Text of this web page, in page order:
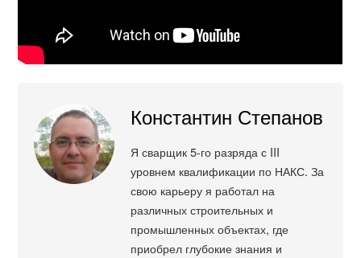
Константин Степанов
Я сварщик 5-го разряда с III
уровнем квалификации по НАКС. За
свою карьеру я работал на
различных строительных и
промышленных объектах, где
приобрел глубокие знания и